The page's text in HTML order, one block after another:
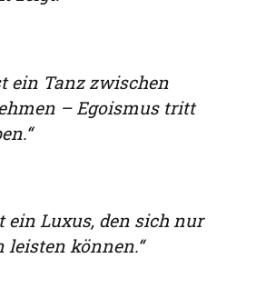
ein Tanz zwischen
– Egoismus tritt
ein Luxus, den sich nur
leisten können.“